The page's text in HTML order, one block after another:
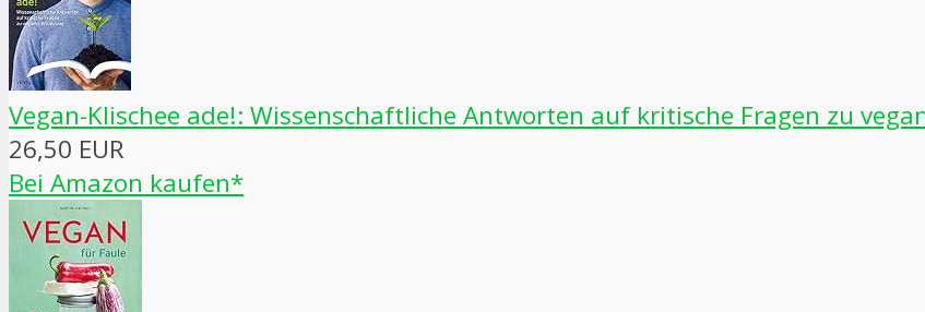
Vegan-Klischee ade!: Wissenschaftliche Antworten auf kritische Fragen zu
26,50 EUR
Bei Amazon kaufen*